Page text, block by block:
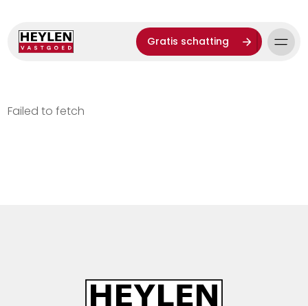
Gratis schatting
Failed to fetch